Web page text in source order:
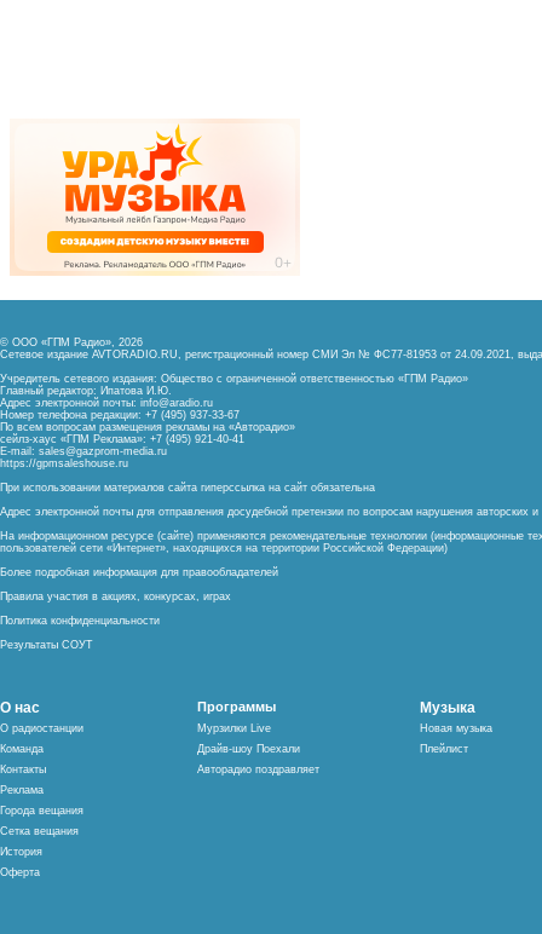
© ООО «ГПМ Радио», 2026
Сетевое издание AVTORADIO.RU, регистрационный номер СМИ Эл № ФС77-81953 от 24.09.2021,
Учредитель сетевого издания: Общество с ограниченной ответственностью «ГПМ Радио»
Главный редактор: Ипатова И.Ю.
Адрес электронной почты: info@aradio.ru
Номер телефона редакции: +7 (495) 937-33-67
По всем вопросам размещения рекламы на «Авторадио»
сейлз-хаус «ГПМ Реклама»: +7 (495) 921-40-41
E-mail: sales@gazprom-media.ru
https://gpmsaleshouse.ru
При использовании материалов сайта гиперссылка на сайт обязательна
Адрес электронной почты для отправления досудебной претензии по вопросам нарушения авторских
На информационном ресурсе (сайте) применяются рекомендательные технологии (информационные
пользователей сети «Интернет», находящихся на территории Российской Федерации)
Более подробная информация для правообладателей
Правила участия в акциях, конкурсах, играх
Политика конфиденциальности
Результаты СОУТ
О нас
О радиостанции
Команда
Контакты
Реклама
Города вещания
Сетка вещания
История
Оферта
Программы
Мурзилки Live
Драйв-шоу Поехали
Авторадио поздравляет
Музыка
Новая музыка
Плейлист